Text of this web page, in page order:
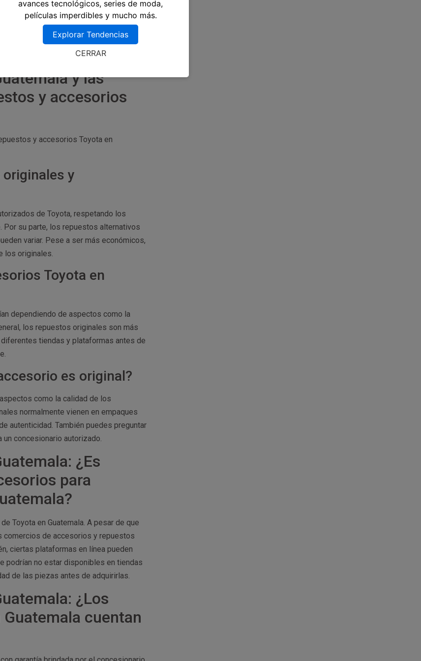
y autenticidad de los repuestos y
tiendas en línea que venden
envío a domicilio y precios
tienda y la calidad de los productos
y las
y accesorios
y accesorios Toyota en
y
de Toyota, respetando los
su parte, los repuestos alternativos
variar. Pese a ser más económicos,
los originales.
Toyota en
dependiendo de aspectos como la
los repuestos originales son más
tiendas y plataformas antes de
es original?
como la calidad de los
normalmente vienen en empaques
autenticidad. También puedes preguntar
concesionario autorizado.
¿Es
para
Toyota en Guatemala. A pesar de que
de accesorios y repuestos
ciertas plataformas en línea pueden
podrían no estar disponibles en tiendas
de las piezas antes de adquirirlas.
¿Los
cuentan
avances tecnológicos, series de moda,
películas imperdibles y mucho más.
Explorar Tendencias
CERRAR